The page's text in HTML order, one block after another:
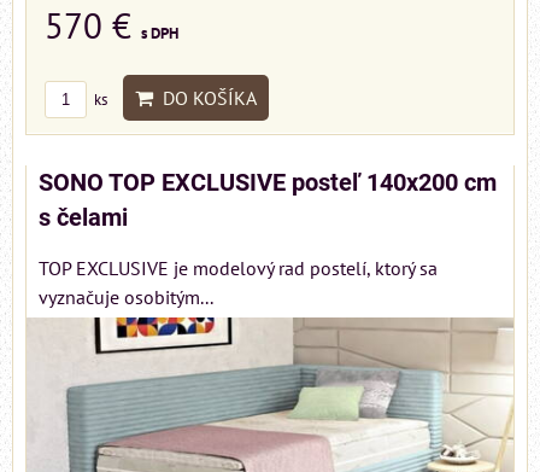
570 € s DPH
ks DO KOŠÍKA
SONO TOP EXCLUSIVE posteľ 140x200 cm
s čelami
TOP EXCLUSIVE je modelový rad postelí, ktorý sa
vyznačuje osobitým...